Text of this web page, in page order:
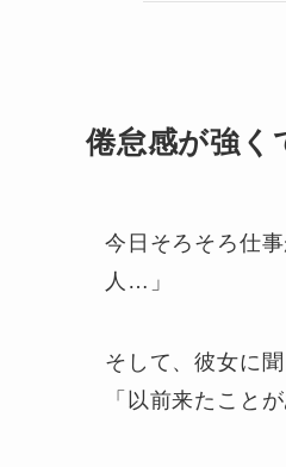
倦怠感が強く
今日そろそろ仕
人…」
そして、彼女に
「以前来たこと